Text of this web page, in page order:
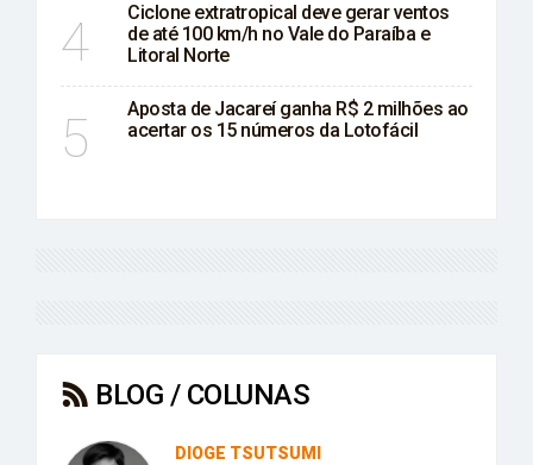
4
Ciclone extratropical deve gerar ventos
de até 100 km/h no Vale do Paraíba e
Litoral Norte
5
Aposta de Jacareí ganha R$ 2 milhões ao
acertar os 15 números da Lotofácil
BLOG / COLUNAS
DIOGE TSUTSUMI